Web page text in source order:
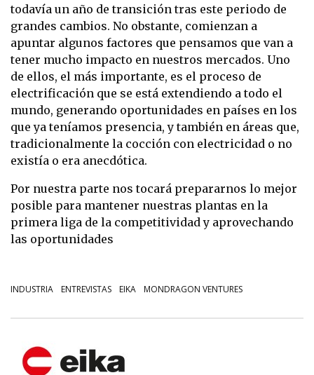
todavía un año de transición tras este periodo de
grandes cambios. No obstante, comienzan a
apuntar algunos factores que pensamos que van a
tener mucho impacto en nuestros mercados. Uno
de ellos, el más importante, es el proceso de
electrificación que se está extendiendo a todo el
mundo, generando oportunidades en países en los
que ya teníamos presencia, y también en áreas que,
tradicionalmente la cocción con electricidad o no
existía o era anecdótica.
Por nuestra parte nos tocará prepararnos lo mejor
posible para mantener nuestras plantas en la
primera liga de la competitividad y aprovechando
las oportunidades
INDUSTRIA ENTREVISTAS EIKA MONDRAGON VENTURES